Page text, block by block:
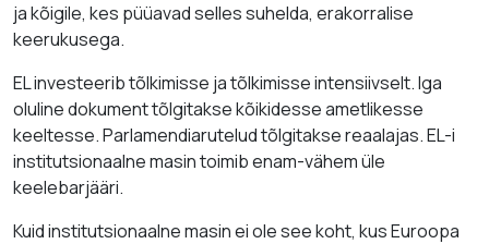
ja kõigile, kes püüavad selles suhelda, erakorralise
keerukusega.
EL investeerib tõlkimisse ja tõlkimisse intensiivselt. Iga
oluline dokument tõlgitakse kõikidesse ametlikesse
keeltesse. Parlamendiarutelud tõlgitakse reaalajas. EL-i
institutsionaalne masin toimib enam-vähem üle
keelebarjääri.
Kuid institutsionaalne masin ei ole see koht, kus Euroopa